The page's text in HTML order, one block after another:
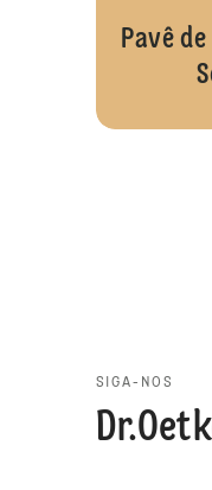
Pavê
SIGA-NOS